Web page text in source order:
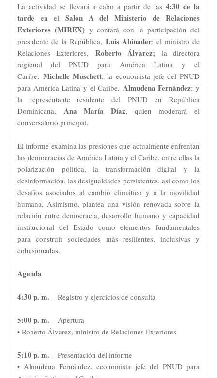
La actividad se llevará a cabo a partir de las4:30 de la
tarde en el Salón A del Ministerio de Relaciones
Exteriores (MIREX) y contará con la participación del
presidente de la República, Luis Abinader; el ministro de
Relaciones Exteriores, Roberto Álvarez; la directora
regional del PNUD para América Latina y el
Caribe, Michelle Muschett; la economista jefe del PNUD
para América Latina y el Caribe, Almudena Fernández; y
la representante residente del PNUD en República
Dominicana, Ana María Díaz, quien moderará el
conversatorio principal.
El informe examina las presiones que actualmente enfrentan
las democracias de América Latina y el Caribe, entre ellas la
polarización política, la transformación digital y la
desinformación, las desigualdades persistentes, así como los
desafíos asociados al cambio climático y a la movilidad
humana. Asimismo, plantea una visión renovada sobre la
relación entre democracia, desarrollo humano y capacidad
institucional del Estado como elementos fundamentales
para construir sociedades más resilientes, inclusivas y
cohesionadas.
Agenda
4:30 p. m. – Registro y ejercicios de consulta
5:00 p. m. – Apertura
• Roberto Álvarez, ministro de Relaciones Exteriores
5:10 p. m. – Presentación del informe
• Almudena Fernández, economista jefe del PNUD para